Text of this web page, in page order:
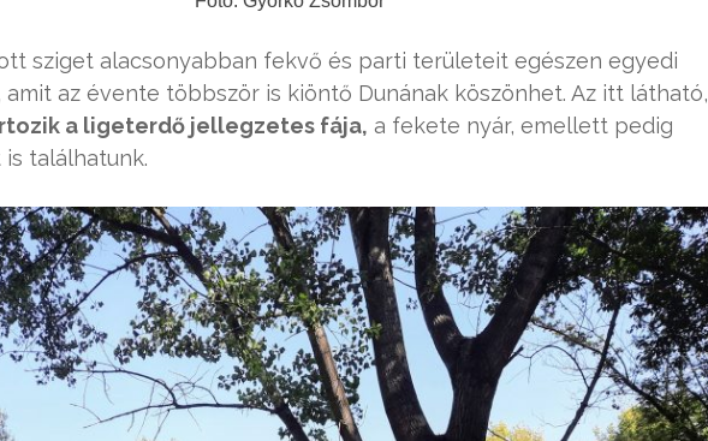
sziget alacsonyabban fekvő és parti területeit egészen egyedi
az évente többször is kiöntő Dunának köszönhet. Az itt látható,
a ligeterdő jellegzetes fája, a fekete nyár, emellett pedig
találhatunk.